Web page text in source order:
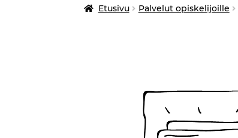
Etusivu Palvelut opiskelijoille